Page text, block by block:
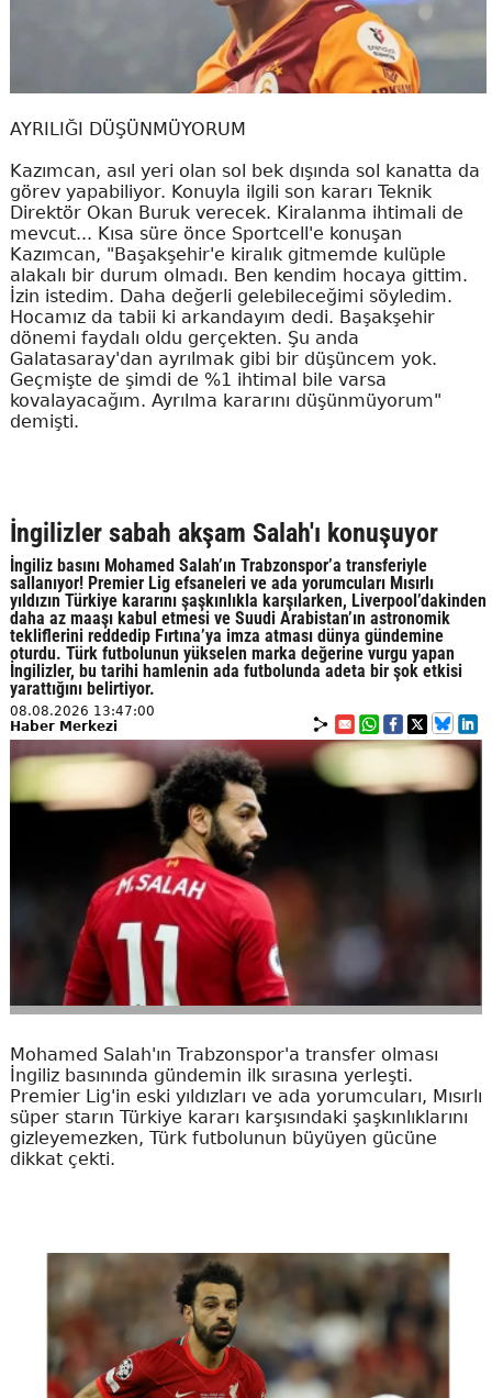
AYRILIĞI DÜŞÜNMÜYORUM
Kazımcan, asıl yeri olan sol bek dışında sol kanatta da
görev yapabiliyor. Konuyla ilgili son kararı Teknik
Direktör Okan Buruk verecek. Kiralanma ihtimali de
mevcut... Kısa süre önce Sportcell'e konuşan
Kazımcan, "Başakşehir'e kiralık gitmemde kulüple
alakalı bir durum olmadı. Ben kendim hocaya gittim.
İzin istedim. Daha değerli gelebileceğimi söyledim.
Hocamız da tabii ki arkandayım dedi. Başakşehir
dönemi faydalı oldu gerçekten. Şu anda
Galatasaray'dan ayrılmak gibi bir düşüncem yok.
Geçmişte de şimdi de %1 ihtimal bile varsa
kovalayacağım. Ayrılma kararını düşünmüyorum"
demişti.
İngilizler sabah akşam Salah'ı konuşuyor
İngiliz basını Mohamed Salah’ın Trabzonspor’a transferiyle
sallanıyor! Premier Lig efsaneleri ve ada yorumcuları Mısırlı
yıldızın Türkiye kararını şaşkınlıkla karşılarken, Liverpool’dakinden
daha az maaşı kabul etmesi ve Suudi Arabistan’ın astronomik
tekliflerini reddedip Fırtına’ya imza atması dünya gündemine
oturdu. Türk futbolunun yükselen marka değerine vurgu yapan
İngilizler, bu tarihi hamlenin ada futbolunda adeta bir şok etkisi
yarattığını belirtiyor.
08.08.2026 13:47:00
Haber Merkezi
Mohamed Salah'ın Trabzonspor'a transfer olması
İngiliz basınında gündemin ilk sırasına yerleşti.
Premier Lig'in eski yıldızları ve ada yorumcuları, Mısırlı
süper starın Türkiye kararı karşısındaki şaşkınlıklarını
gizleyemezken, Türk futbolunun büyüyen gücüne
dikkat çekti.